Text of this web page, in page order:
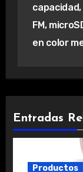
FM,
en color
Entradas
Productos